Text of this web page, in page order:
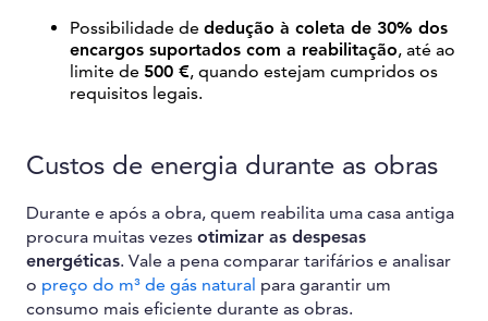
Possibilidade de dedução à coleta de 30% dos
encargos suportados com a reabilitação, até ao
limite de 500 €, quando estejam cumpridos os
requisitos legais.
Custos de energia durante as obras
Durante e após a obra, quem reabilita uma casa antiga
procura muitas vezes otimizar as despesas
energéticas. Vale a pena comparar tarifários e analisar
o preço do m³ de gás natural para garantir um
consumo mais eficiente durante as obras.